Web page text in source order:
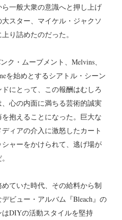
一般大衆の意識へと押し上げ
スター、マイケル・ジャクソ
り詰めたのだった。
ク・ムーブメント、Melvins、
を始めとするシアトル・シーン
にとって、この報酬はむしろ
心の内面に満ちる芸術的誠実
抱えることになった。巨大な
ィアの介入に激怒したカート
ャーをかけられて、逃げ場が
ていた時代、その給料から制
ビュー・アルバム『Bleach』の
DIYの活動スタイルを堅持